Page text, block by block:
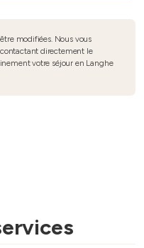
modifiées. Nous vous
directement le
votre séjour en Langhe